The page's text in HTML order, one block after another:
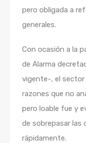
pero obligada a
generales.
Con ocasión a la
de Alarma
vigente-, el sector
razones que no
pero loable fue y
de sobrepasar las
rápidamente.